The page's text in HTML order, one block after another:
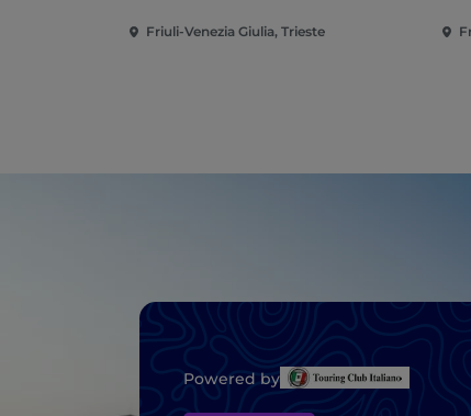
Friuli-Venezia Giulia, Trieste
Powered by